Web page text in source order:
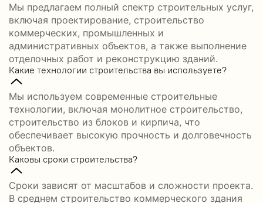
Мы предлагаем полный спектр строительных услуг,
включая проектирование, строительство
коммерческих, промышленных и
административных объектов, а также выполнение
отделочных работ и реконструкцию зданий.
Какие технологии строительства вы используете?
Мы используем современные строительные
технологии, включая монолитное строительство,
строительство из блоков и кирпича, что
обеспечивает высокую прочность и долговечность
объектов.
Каковы сроки строительства?
Сроки зависят от масштабов и сложности проекта.
В среднем строительство коммерческого здания